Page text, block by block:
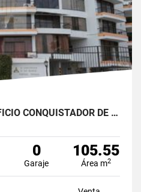
SUITE 504 TORRE B EDIFICIO CONQUISTADOR DE SAN MARCOS, RIACURTE
0
Garaje
105.55
Área m2